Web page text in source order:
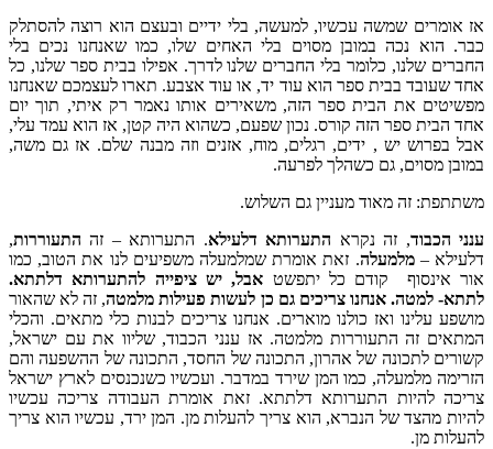
אז אומרים שמשה עכשיו, למעשה, בלי ידיים ובעצם הוא רוצה להסתלק
כבר. הוא נכה במובן מסוים בלי האחים שלו, כמו שאנחנו נכים בלי
החברים שלנו, כלומר בלי החברים שלנו לדרך. אפילו בבית ספר שלנו, כל
אחד שעובד בבית ספר הוא עוד יד, או עוד אצבע. תארו לעצמכם שאנחנו
מפשיטים את הבית ספר הזה, משאירים אותו נאמר רק איתי, תוך יום
אחד הבית ספר הזה קורס. נכון שפעם, כשהוא היה קטן, אז הוא עמד עלי,
אבל בפרוש יש , ידים, רגלים, מוח, אזנים וזה מבנה שלם. אז גם משה,
במובן מסוים, גם כשהלך לפרעה.
משתתפת: זה מאוד מעניין גם השלוש.
ענני הכבוד, זה נקרא התערותא דלעילא. התערותא – זה התעוררות,
דלעילא –מלמעלה. זאת אומרת שמלמעלה משפיעים לנו את הטוב, כמו
אור אינסוף קודם כל יתפשט אבל, יש ציפייה להתערותא דלתתא.
לתתא- למטה. אנחנו צריכים גם כן לעשות פעילות מלמטה, זה לא שהאור
מושפע עלינו ואז כולנו מוארים. אנחנו צריכים לבנות כלי מתאים. והכלי
המתאים זה התעוררות מלמטה. אז ענני הכבוד, שליוו את עם ישראל,
קשורים לתכונה של אהרון, התכונה של החסד, התכונה של ההשפעה והם
הזרימה מלמעלה, כמו המן שירד במדבר. ועכשיו כשנכנסים לארץ ישראל
צריכה להיות התערותא דלתתא. זאת אומרת העבודה צריכה עכשיו
להיות מהצד של הנברא, הוא צריך להעלות מן. המן ירד, עכשיו הוא צריך
להעלות מן.